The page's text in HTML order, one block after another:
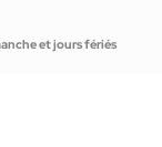
et jours fériés